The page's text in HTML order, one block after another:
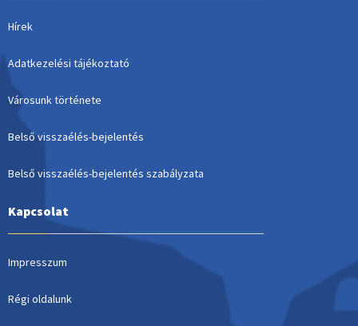
Hírek
Adatkezelési tájékoztató
Városunk története
Belső visszaélés-bejelentés
Belső visszaélés-bejelentés szabályzata
Kapcsolat
Impresszum
Régi oldalunk